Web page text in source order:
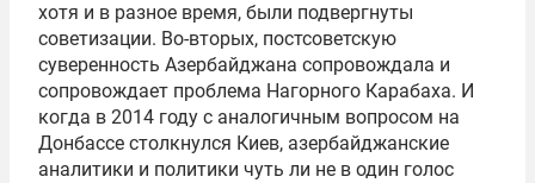
хотя и в разное время, были подвергнуты
советизации. Во-вторых, постсоветскую
суверенность Азербайджана сопровождала и
сопровождает проблема Нагорного Карабаха. И
когда в 2014 году с аналогичным вопросом на
Донбассе столкнулся Киев, азербайджанские
аналитики и политики чуть ли не в один голос